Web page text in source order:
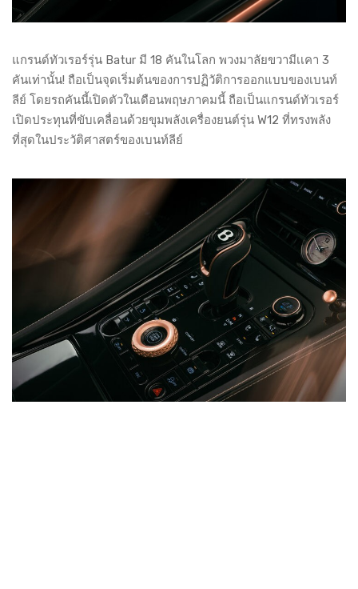
แกรนด์ทัวเรอร์รุ่น Batur มี 18 คันในโลก พวงมาลัยขวามีเเคา 3
คันเท่านั้น! ถือเป็นจุดเริ่มต้นของการปฏิวัติการออกแบบของเบนท์
ลีย์ โดยรถคันนี้เปิดตัวในเดือนพฤษภาคมนี้ ถือเป็นแกรนด์ทัวเรอร์
เปิดประทุนที่ขับเคลื่อนด้วยขุมพลังเครื่องยนต์รุ่น W12 ที่ทรงพลัง
ที่สุดในประวัติศาสตร์ของเบนท์ลีย์